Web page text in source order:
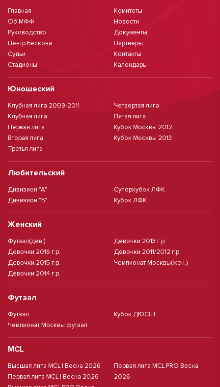
Главная
Об МФФ
Руководство
Центр Бескова
Судьи
Стадионы
Комитеты
Новости
Документы
Партнеры
Контакты
Календарь
Юношеский
Клубная лига 2009-2011
Клубная лига
Первая лига
Вторая лига
Третья лига
Четвертая лига
Пятая лига
Кубок Москвы 2012
Кубок Москвы 2013
Любительский
Дивизион "А"
Дивизион "Б"
Суперкубок ЛФК
Кубок ЛФК
Женский
Футзал(дев.)
Девочки 2016 г.р.
Девочки 2015 г.р.
Девочки 2014 г.р.
Девочки 2013 г.р.
Девочки 2011/2012 г.р.
Чемпионат Москвы(жен.)
Футзал
Футзал
Чемпионат Москвы футзал
Кубок ДЮСШ
MCL
Высшая лига MCL | Весна 2026
Первая лига MCL | Весна 2026
Первая лига MCL PRO Весна
2026